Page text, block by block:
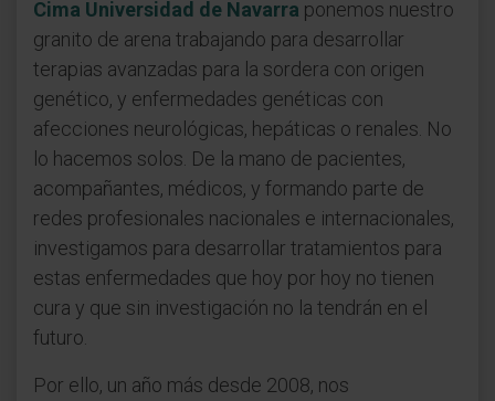
Cima Universidad de Navarra ponemos nuestro
granito de arena trabajando para desarrollar
terapias avanzadas para la sordera con origen
genético, y enfermedades genéticas con
afecciones neurológicas, hepáticas o renales. No
lo hacemos solos. De la mano de pacientes,
acompañantes, médicos, y formando parte de
redes profesionales nacionales e internacionales,
investigamos para desarrollar tratamientos para
estas enfermedades que hoy por hoy no tienen
cura y que sin investigación no la tendrán en el
futuro.
Por ello, un año más desde 2008, nos